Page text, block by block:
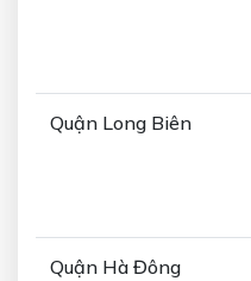
Quận Long Biên
Quận Hà Đông